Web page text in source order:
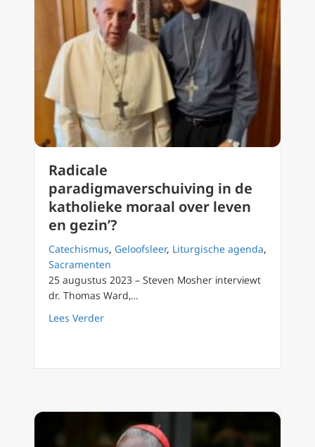
Radicale
paradigmaverschuiving in de
katholieke moraal over leven
en gezin’?
Catechismus, Geloofsleer, Liturgische agenda,
Sacramenten
25 augustus 2023 – Steven Mosher interviewt
dr. Thomas Ward,…
Lees Verderabout Radicale paradigmaverschuiving in